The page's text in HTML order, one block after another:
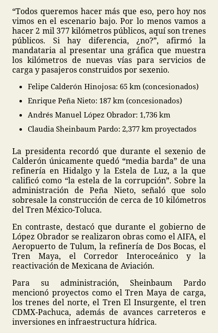
“Todos queremos hacer más que eso, pero hoy nos
vimos en el escenario bajo. Por lo menos vamos a
hacer 2 mil 377 kilómetros públicos, aquí son trenes
públicos. Si hay diferencia, ¿no?”, afirmó la
mandataria al presentar una gráfica que muestra
los kilómetros de nuevas vías para servicios de
carga y pasajeros construidos por sexenio.
Felipe Calderón Hinojosa: 65 km (concesionados)
Enrique Peña Nieto: 187 km (concesionados)
Andrés Manuel López Obrador: 1,736 km
Claudia Sheinbaum Pardo: 2,377 km proyectados
La presidenta recordó que durante el sexenio de
Calderón únicamente quedó “media barda” de una
refinería en Hidalgo y la Estela de Luz, a la que
calificó como “la estela de la corrupción”. Sobre la
administración de Peña Nieto, señaló que solo
sobresale la construcción de cerca de 10 kilómetros
del Tren México-Toluca.
En contraste, destacó que durante el gobierno de
López Obrador se realizaron obras como el AIFA, el
Aeropuerto de Tulum, la refinería de Dos Bocas, el
Tren Maya, el Corredor Interoceánico y la
reactivación de Mexicana de Aviación.
Para su administración, Sheinbaum Pardo
mencionó proyectos como el Tren Maya de carga,
los trenes del norte, el Tren El Insurgente, el tren
CDMX-Pachuca, además de avances carreteros e
inversiones en infraestructura hídrica.